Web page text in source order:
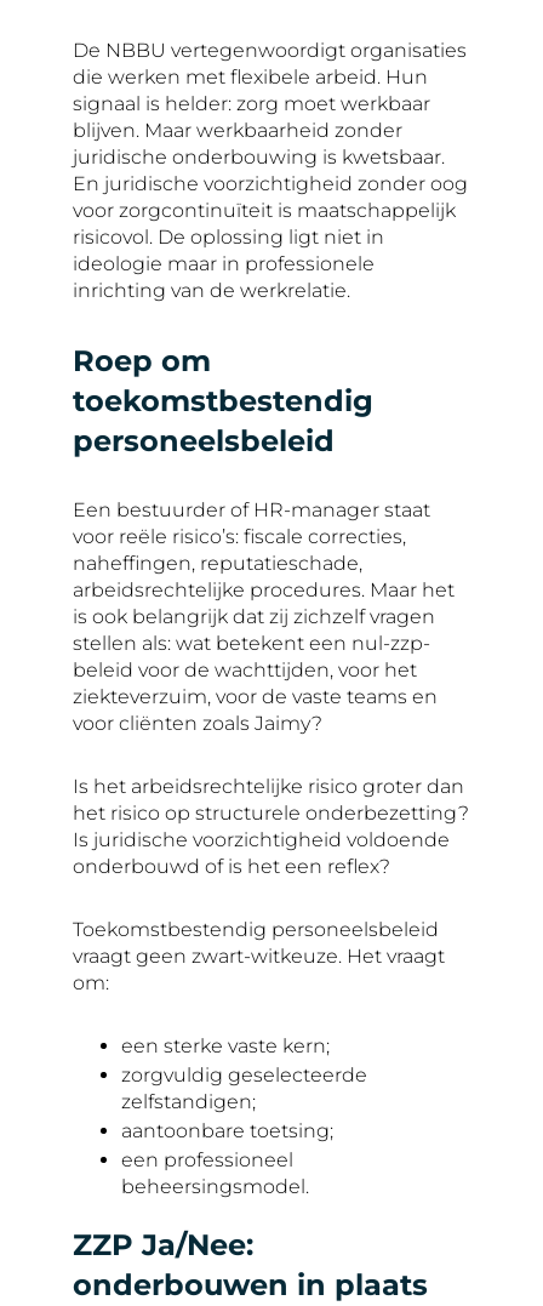
De NBBU vertegenwoordigt organisaties
die werken met flexibele arbeid. Hun
signaal is helder: zorg moet werkbaar
blijven. Maar werkbaarheid zonder
juridische onderbouwing is kwetsbaar.
En juridische voorzichtigheid zonder oog
voor zorgcontinuïteit is maatschappelijk
risicovol. De oplossing ligt niet in
ideologie maar in professionele
inrichting van de werkrelatie.
Roep om
toekomstbestendig
personeelsbeleid
Een bestuurder of HR-manager staat
voor reële risico’s: fiscale correcties,
naheffingen, reputatieschade,
arbeidsrechtelijke procedures. Maar het
is ook belangrijk dat zij zichzelf vragen
stellen als: wat betekent een nul-zzp-
beleid voor de wachttijden, voor het
ziekteverzuim, voor de vaste teams en
voor cliënten zoals Jaimy?
Is het arbeidsrechtelijke risico groter dan
het risico op structurele onderbezetting?
Is juridische voorzichtigheid voldoende
onderbouwd of is het een reflex?
Toekomstbestendig personeelsbeleid
vraagt geen zwart-witkeuze. Het vraagt
om:
een sterke vaste kern;
zorgvuldig geselecteerde
zelfstandigen;
aantoonbare toetsing;
een professioneel
beheersingsmodel.
ZZP Ja/Nee:
onderbouwen in plaats